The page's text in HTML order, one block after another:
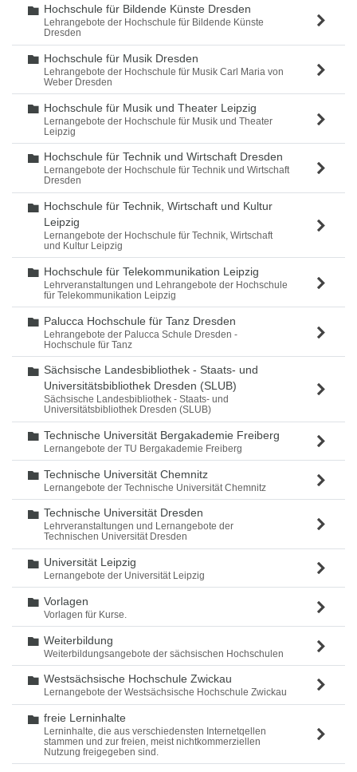
Ordner
Hochschule für Bildende Künste Dresden
Lehrangebote der Hochschule für Bildende Künste
Dresden
Ordner
Hochschule für Musik Dresden
Lehrangebote der Hochschule für Musik Carl Maria von
Weber Dresden
Ordner
Hochschule für Musik und Theater Leipzig
Lernangebote der Hochschule für Musik und Theater
Leipzig
Ordner
Hochschule für Technik und Wirtschaft Dresden
Lernangebote der Hochschule für Technik und Wirtschaft
Dresden
Ordner
Hochschule für Technik, Wirtschaft und Kultur
Leipzig
Lernangebote der Hochschule für Technik, Wirtschaft
und Kultur Leipzig
Ordner
Hochschule für Telekommunikation Leipzig
Lehrveranstaltungen und Lehrangebote der Hochschule
für Telekommunikation Leipzig
Ordner
Palucca Hochschule für Tanz Dresden
Lehrangebote der Palucca Schule Dresden -
Hochschule für Tanz
Ordner
Sächsische Landesbibliothek - Staats- und
Universitätsbibliothek Dresden (SLUB)
Sächsische Landesbibliothek - Staats- und
Universitätsbibliothek Dresden (SLUB)
Ordner
Technische Universität Bergakademie Freiberg
Lernangebote der TU Bergakademie Freiberg
Ordner
Technische Universität Chemnitz
Lernangebote der Technische Universität Chemnitz
Ordner
Technische Universität Dresden
Lehrveranstaltungen und Lernangebote der
Technischen Universität Dresden
Ordner
Universität Leipzig
Lernangebote der Universität Leipzig
Ordner
Vorlagen
Vorlagen für Kurse.
Ordner
Weiterbildung
Weiterbildungsangebote der sächsischen Hochschulen
Ordner
Westsächsische Hochschule Zwickau
Lernangebote der Westsächsische Hochschule Zwickau
Ordner
freie Lerninhalte
Lerninhalte, die aus verschiedensten Internetqellen
stammen und zur freien, meist nichtkommerziellen
Nutzung freigegeben sind.